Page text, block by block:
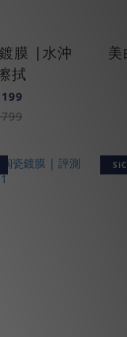
膜 |水沖
拭